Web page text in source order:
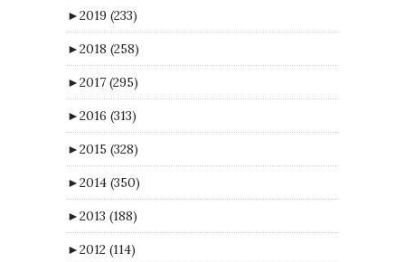
►2019 (233)
►2018 (258)
►2017 (295)
►2016 (313)
►2015 (328)
►2014 (350)
►2013 (188)
►2012 (114)